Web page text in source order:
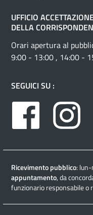
UFFICIO
DELLA
Orari apertura al
9:00 - 13:00 , 14:00 -
SEGUICI SU :
Facebook
Ricevimento pubblico:
appuntamento, da
funzionario responsabile o